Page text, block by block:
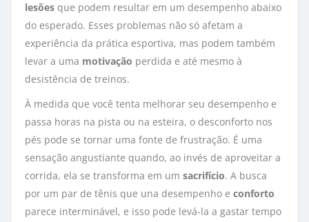
lesões que podem resultar em um desempenho abaixo
do esperado. Esses problemas não só afetam a
experiência da prática esportiva, mas podem também
levar a uma motivação perdida e até mesmo à
desistência de treinos.
À medida que você tenta melhorar seu desempenho e
passa horas na pista ou na esteira, o desconforto nos
pés pode se tornar uma fonte de frustração. É uma
sensação angustiante quando, ao invés de aproveitar a
corrida, ela se transforma em um sacrifício. A busca
por um par de tênis que una desempenho e conforto
parece interminável, e isso pode levá-la a gastar tempo